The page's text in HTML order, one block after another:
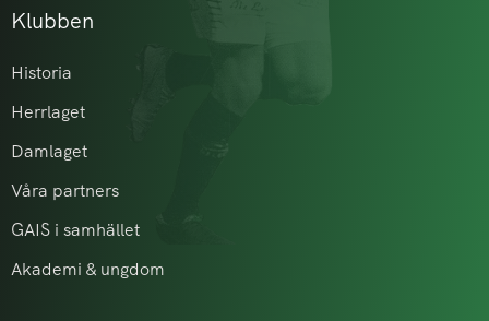
Klubben
Historia
Herrlaget
Damlaget
Våra partners
GAIS i samhället
Akademi & ungdom